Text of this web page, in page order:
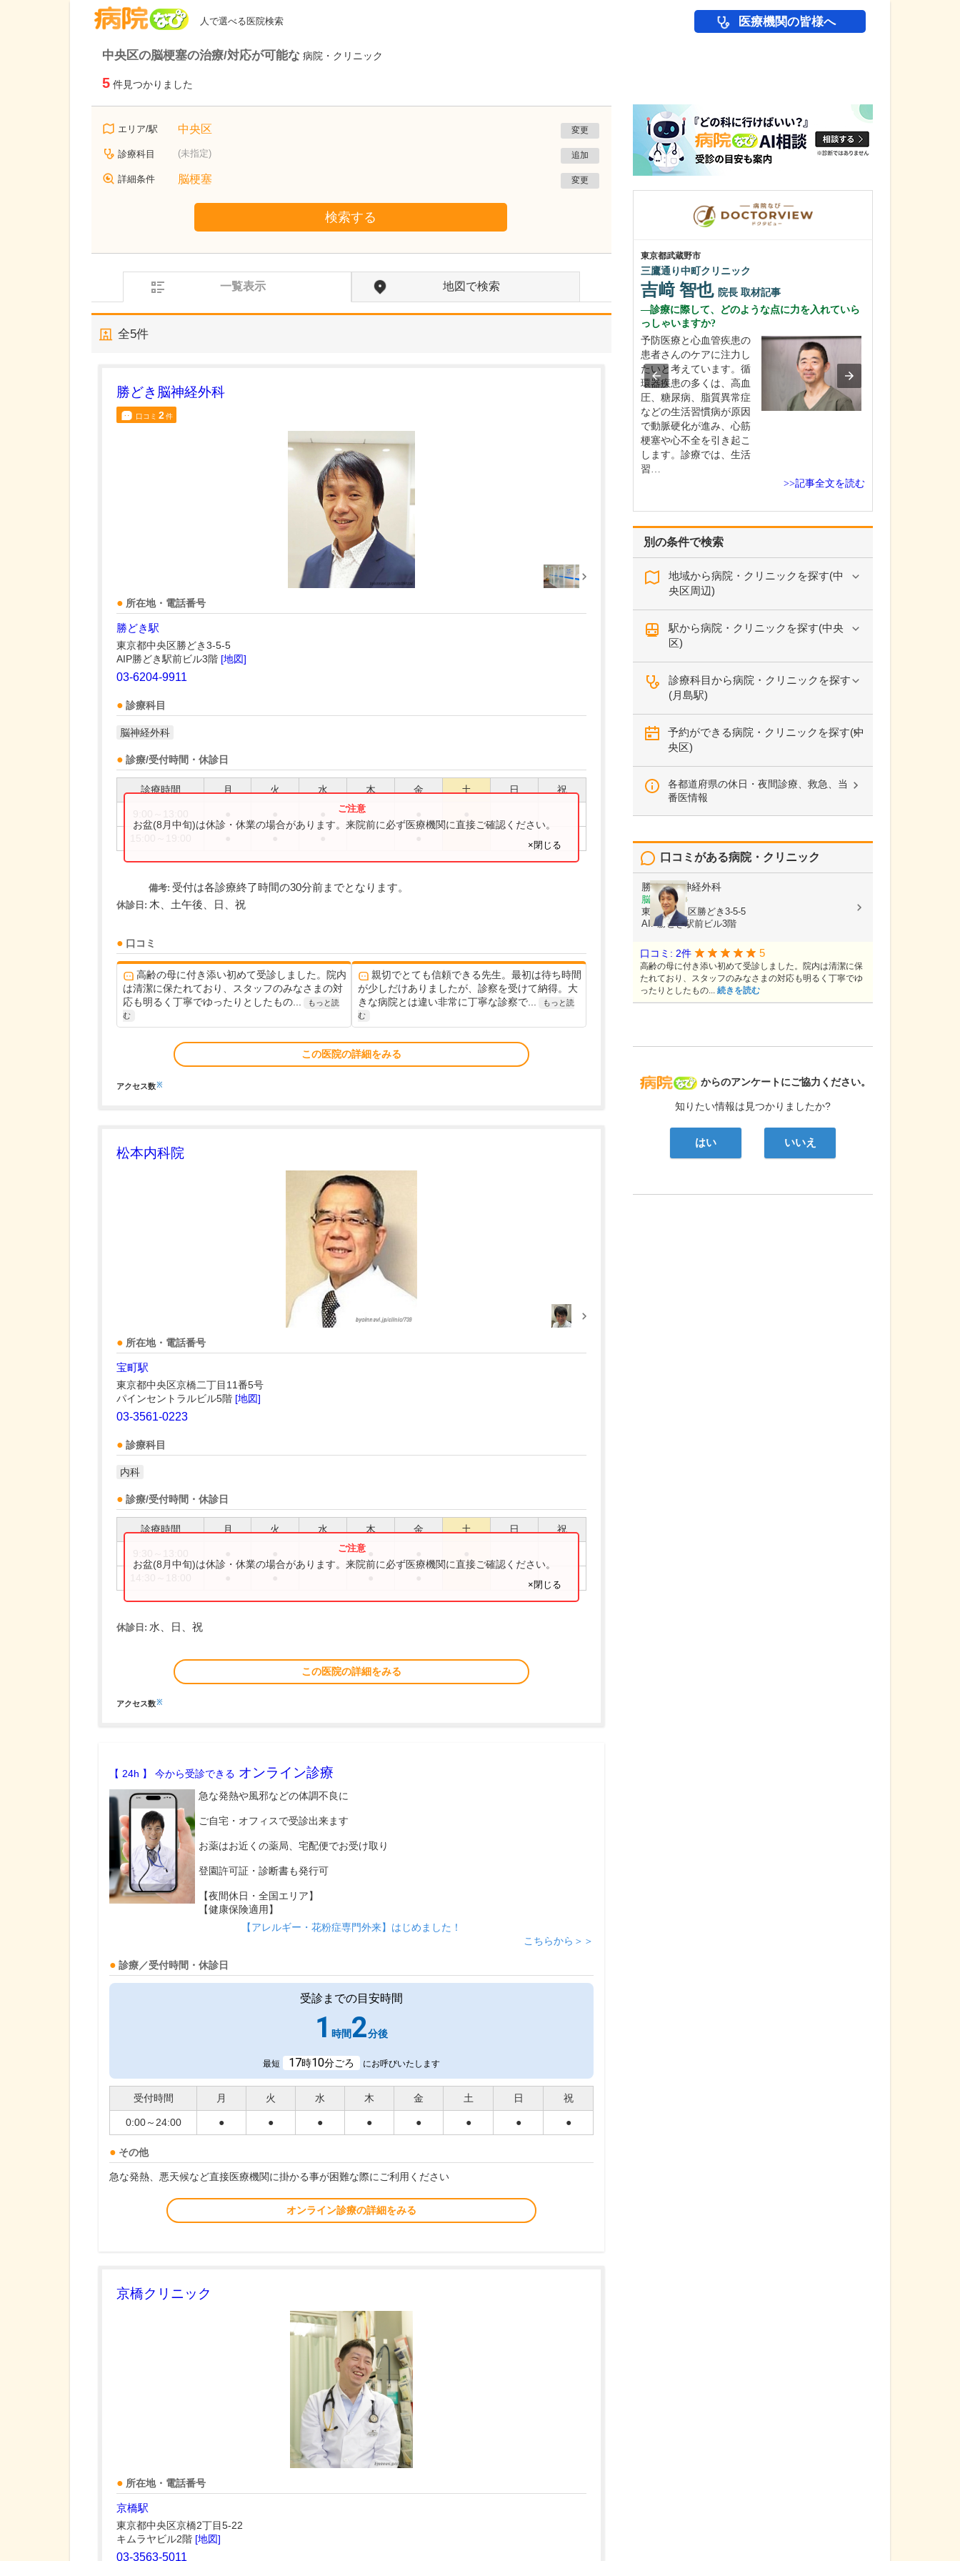
人で選べる医院検索 医療機関の皆様へ
中央区の脳梗塞の治療/対応が可能な 病院・クリニック
5 件見つかりました
エリア/駅 中央区 変更
診療科目 (未指定) 追加
詳細条件 脳梗塞 変更
検索する
一覧表示 地図で検索
全5件
勝どき脳神経外科
口コミ 2件
所在地・電話番号
勝どき駅
東京都中央区勝どき3-5-5
AIP勝どき駅前ビル3階 [地図]
03-6204-9911
診療科目
脳神経外科
診療/受付時間・休診日
診療時間 月 火 水 木 金 土 日 祝
お盆(8月中旬)は休診・休業の場合があります。来院前に必ず医療機関に直接ご確認ください。
×閉じる
備考: 受付は各診療終了時間の30分前までとなります。
休診日: 木、土午後、日、祝
口コミ
高齢の母に付き添い初めて受診しました。院内
は清潔に保たれており、スタッフのみなさまの対
応も明るく丁寧でゆったりとしたもの...
もっと読
む
親切でとても信頼できる先生。最初は待ち時間
が少しだけありましたが、診察を受けて納得。大
きな病院とは違い非常に丁寧な診察で...
もっと読
む
この医院の詳細をみる
アクセス数※
松本内科院
所在地・電話番号
宝町駅
東京都中央区京橋二丁目11番5号
パインセントラルビル5階 [地図]
03-3561-0223
診療科目
内科
診療/受付時間・休診日
診療時間 月 火 水 木 金 土 日 祝
お盆(8月中旬)は休診・休業の場合があります。来院前に必ず医療機関に直接ご確認ください。
×閉じる
休診日: 水、日、祝
この医院の詳細をみる
アクセス数※
【 24h 】 今から受診できる オンライン診療
急な発熱や風邪などの体調不良に
ご自宅・オフィスで受診出来ます
お薬はお近くの薬局、宅配便でお受け取り
登園許可証・診断書も発行可
【夜間休日・全国エリア】
【健康保険適用】
【アレルギー・花粉症専門外来】はじめました！
こちらから＞＞
診療／受付時間・休診日
受診までの目安時間
1 時間2分後
最短 17時10分ごろ にお呼びいたします
受付時間 月 火 水 木 金 土 日 祝
0:00～24:00 ● ● ● ● ● ● ● ●
その他
急な発熱、悪天候など直接医療機関に掛かる事が困難な際にご利用ください
オンライン診療の詳細をみる
京橋クリニック
所在地・電話番号
京橋駅
東京都中央区京橋2丁目5-22
キムラヤビル2階 [地図]
03-3563-5011
別の条件で検索
地域から病院・クリニックを探す(中
央区周辺)
駅から病院・クリニックを探す(中央
区)
診療科目から病院・クリニックを探す
(月島駅)
予約ができる病院・クリニックを探す(中
央区)
各都道府県の休日・夜間診療、救急、当
番医情報
病院なび
からのアンケートにご協力ください。
知りたい情報は見つかりましたか?
はい いいえ
口コミがある病院・クリニック
勝どき脳神経外科
脳神経外科
東京都中央区勝どき3-5-5
AIP勝どき駅前ビル3階
口コミ: 2件 5
高齢の母に付き添い初めて受診しました。院内は清潔に保
たれており、スタッフのみなさまの対応も明るく丁寧でゆ
ったりとしたもの... 続きを読む
東京都中央区
日本橋人形町消化器・内視鏡クリニック
石岡 充彬院長
な処置を行うことができ
東京都武蔵野市
三鷹通り中町クリニック
吉﨑 智也 院長 取材記事
診療に際して、どのような点に力を入れていら
っしゃいますか?
予防医療と心血管疾患の
患者さんのケアに注力し
たいと考えています。循
環器疾患の多くは、高血
圧、糖尿病、脂質異常症
などの生活習慣病が原因
で動脈硬化が進み、心筋
梗塞や心不全を引き起こ
します。診療では、生活
習…
>>記事全文を読む